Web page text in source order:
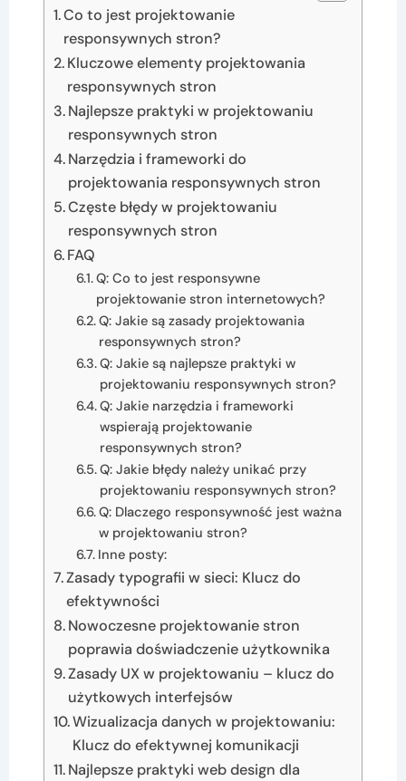
Co to jest projektowanie
responsywnych stron?
Kluczowe elementy projektowania
responsywnych stron
Najlepsze praktyki w projektowaniu
responsywnych stron
Narzędzia i frameworki do
projektowania responsywnych stron
Częste błędy w projektowaniu
responsywnych stron
FAQ
Q: Co to jest responsywne
projektowanie stron internetowych?
Q: Jakie są zasady projektowania
responsywnych stron?
Q: Jakie są najlepsze praktyki w
projektowaniu responsywnych stron?
Q: Jakie narzędzia i frameworki
wspierają projektowanie
responsywnych stron?
Q: Jakie błędy należy unikać przy
projektowaniu responsywnych stron?
Q: Dlaczego responsywność jest ważna
w projektowaniu stron?
Inne posty:
Zasady typografii w sieci: Klucz do
efektywności
Nowoczesne projektowanie stron
poprawia doświadczenie użytkownika
Zasady UX w projektowaniu – klucz do
użytkowych interfejsów
Wizualizacja danych w projektowaniu:
Klucz do efektywnej komunikacji
Najlepsze praktyki web design dla